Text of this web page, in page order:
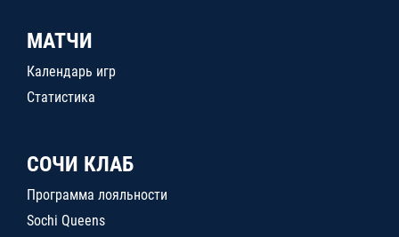
МАТЧИ
Календарь игр
Статистика
СОЧИ КЛАБ
Программа лояльности
Sochi Queens